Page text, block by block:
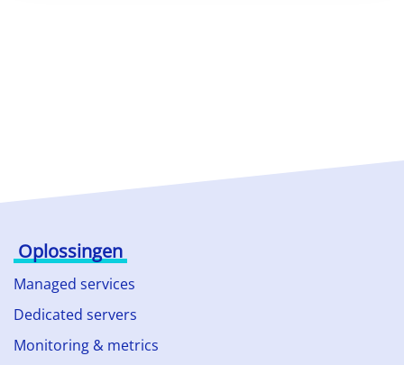
Oplossingen
Managed services
Dedicated servers
Monitoring & metrics